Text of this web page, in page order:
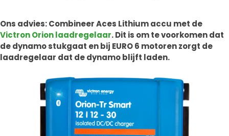
Ons advies: Combineer Aces Lithium accu met de
Victron Orion laadregelaar. Dit is om te voorkomen dat
de dynamo stukgaat en bij EURO 6 motoren zorgt de
laadregelaar dat de dynamo blijft laden.